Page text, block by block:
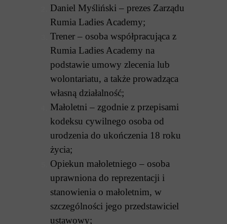
Daniel Myśliński – prezes Zarządu
Rumia Ladies Academy;
Trener – osoba współpracująca z
Rumia Ladies Academy na
podstawie umowy zlecenia lub
wolontariatu, a także prowadząca
własną działalność;
Małoletni – zgodnie z przepisami
kodeksu cywilnego osoba od
urodzenia do ukończenia 18 roku
życia;
Opiekun małoletniego – osoba
uprawniona do reprezentacji i
stanowienia o małoletnim, w
szczególności jego przedstawiciel
ustawowy;